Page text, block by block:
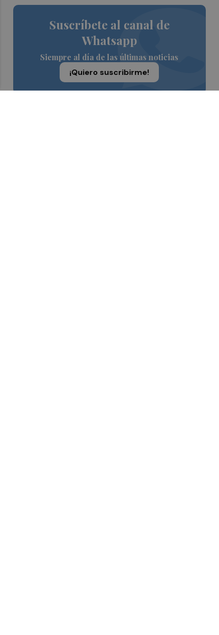
Suscríbete al canal de
Whatsapp
Siempre al día de las últimas noticias
¡Quiero suscribirme!